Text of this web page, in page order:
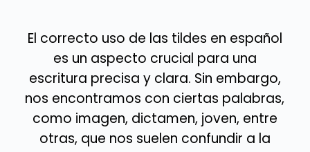
El correcto uso de las tildes en español
es un aspecto crucial para una
escritura precisa y clara. Sin embargo,
nos encontramos con ciertas palabras,
como imagen, dictamen, joven, entre
otras, que nos suelen confundir a la